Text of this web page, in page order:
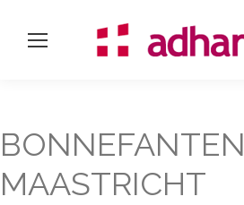
BONNEFANTEN
MAASTRICHT